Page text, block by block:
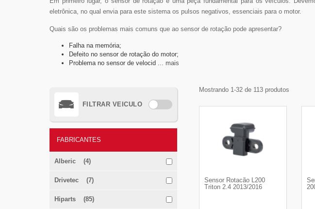
eletrônica, no qual envia para este sistema os pulsos negativos, essenciais para o motor.
Quais são os problemas mais comuns que ao sensor de rotação pode apresentar?
Falha na memória;
Defeito no sensor de rotação do motor;
Problema no sensor de velocid ... mais
FILTRAR VEICULO
FABRICANTES
Alberic (4)
Drivetec (7)
Hiparts (85)
Mostrando 1-32 de 113 produtos
Sensor Rotacão L200
Triton 2.4 2013/2016